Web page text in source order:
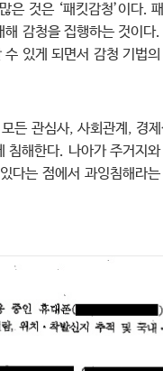
것은 ‘패킷감청’이다.
감청을 집행하는 것이다.
있게 되면서 감청 기법의
든 관심사, 사회관계, 경
해한다. 나아가 주거지
다는 점에서 과잉침해라는